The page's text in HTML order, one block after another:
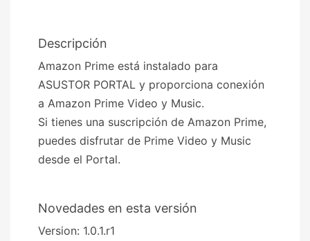
Descripción
Amazon Prime está instalado para
ASUSTOR PORTAL y proporciona conexión
a Amazon Prime Video y Music.
Si tienes una suscripción de Amazon Prime,
puedes disfrutar de Prime Video y Music
desde el Portal.
Novedades en esta versión
Version: 1.0.1.r1